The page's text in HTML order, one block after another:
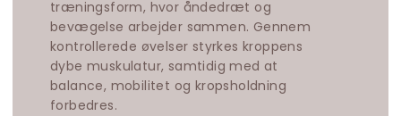
træningsform, hvor åndedræt og
bevægelse arbejder sammen. Gennem
kontrollerede øvelser styrkes kroppens
dybe muskulatur, samtidig med at
balance, mobilitet og kropsholdning
forbedres.